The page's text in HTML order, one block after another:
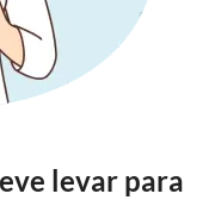
levar para